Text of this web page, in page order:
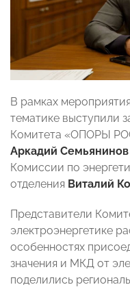
В рамках
тематике выступили
Комитета «ОПОРЫ
Аркадий Семьянинов
Комиссии по
отделения Виталий
Представители
электроэнергетике
особенностях
значения и МКД от
поделились